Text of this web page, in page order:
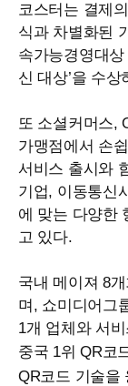
코스터는 결제
식과 차별화된
속가능경영대
신 대상’을 수상
또 소셜커머스,
가맹점에서 손
서비스 출시와
기업, 이동통신
에 맞는 다양한
고 있다.
국내 메이져 8
며, 쇼미디어그
1개 업체와 서
중국 1위QR코
QR코드 기술을